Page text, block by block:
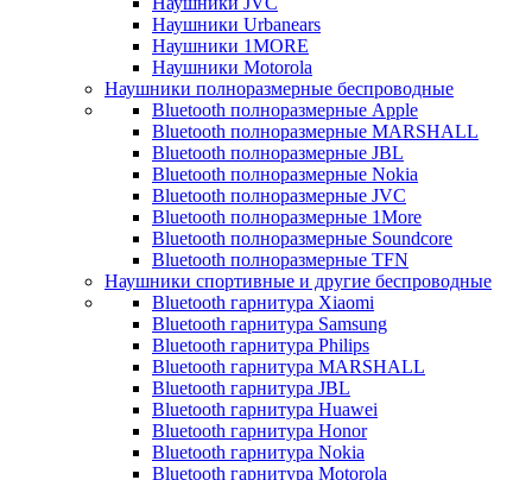
Наушники Urbanears
Наушники 1MORE
Наушники Motorola
Наушники полноразмерные беспроводные
Bluetooth полноразмерные Apple
Bluetooth полноразмерные MARSHALL
Bluetooth полноразмерные JBL
Bluetooth полноразмерные Nokia
Bluetooth полноразмерные JVC
Bluetooth полноразмерные 1More
Bluetooth полноразмерные Soundcore
Bluetooth полноразмерные TFN
Наушники спортивные и другие беспроводные
Bluetooth гарнитура Xiaomi
Bluetooth гарнитура Samsung
Bluetooth гарнитура Philips
Bluetooth гарнитура MARSHALL
Bluetooth гарнитура JBL
Bluetooth гарнитура Huawei
Bluetooth гарнитура Honor
Bluetooth гарнитура Nokia
Bluetooth гарнитура Motorola